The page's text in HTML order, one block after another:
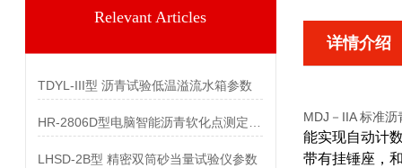
Relevant Articles
TDYL-III型 沥青试验低温溢流水箱参数
LHSD-2B型 精密双筒砂当量试验仪参数
详情介绍
MDJ－IIA 标准
能实现自动计
带有挂锤座，